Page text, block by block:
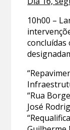
10h00 –
concluídas
“Rua
José